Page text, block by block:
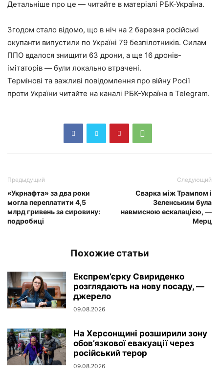
Детальніше про це — читайте в матеріалі РБК-Україна.
Згодом стало відомо, що в ніч на 2 березня російські
окупанти випустили по Україні 79 безпілотників. Силам
ППО вдалося знищити 63 дрони, а ще 16 дронів-
імітаторів — були локально втрачені.
Термінові та важливі повідомлення про війну Росії
проти України читайте на каналі РБК-Україна в Telegram.
Предыдущий
«Укрнафта» за два роки
могла переплатити 4,5
млрд гривень за сировину:
подробиці
Следующий
Сварка між Трампом і
Зеленським була
навмисною ескалацією, —
Мерц
Похожие статьи
Експрем’єрку Свириденко
розглядають на нову посаду, —
джерело
09.08.2026
На Херсонщині розширили зону
обов’язкової евакуації через
російський терор
09.08.2026